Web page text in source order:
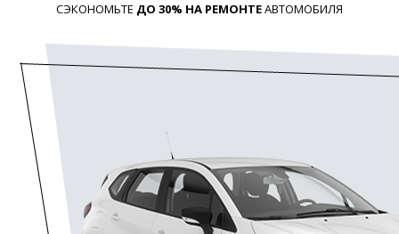
СЭКОНОМЬТЕ ДО 30% НА РЕМОНТЕАВТОМОБИЛЯ